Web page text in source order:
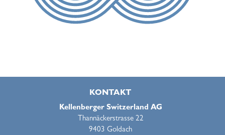
KONTAKT
Kellenberger Switzerland AG
Thannäckerstrasse 22
9403 Goldach